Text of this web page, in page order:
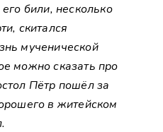
били, несколько
скитался
мученической
можно сказать про
Пётр пошёл за
в житейском